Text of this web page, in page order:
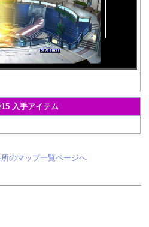
入手アイテム
のマップ一覧ページへ